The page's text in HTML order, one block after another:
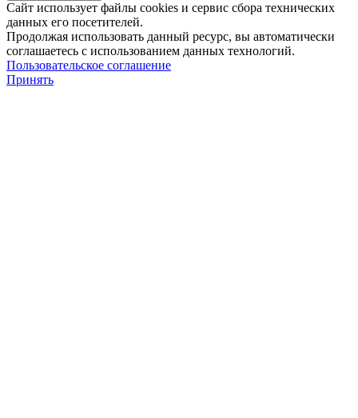
Сайт использует файлы cookies и сервис сбора технических
данных его посетителей.
Продолжая использовать данный ресурс, вы автоматически
соглашаетесь с использованием данных технологий.
Пользовательское соглашение
Принять